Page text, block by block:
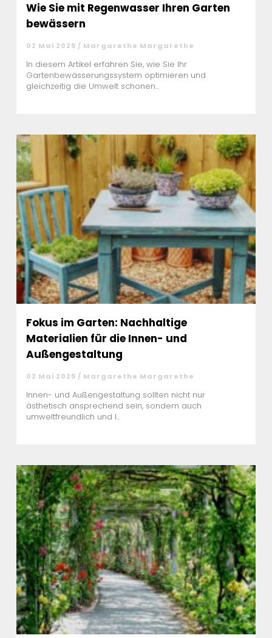
Wie Sie mit Regenwasser Ihren Garten
bewässern
02 Mai 2025 / Margarethe Margarethe
In diesem Artikel erfahren Sie, wie Sie Ihr
Gartenbewässerungssystem optimieren und
gleichzeitig die Umwelt schonen...
Fokus im Garten: Nachhaltige
Materialien für die Innen- und
Außengestaltung
02 Mai 2025 / Margarethe Margarethe
Innen- und Außengestaltung sollten nicht nur
ästhetisch ansprechend sein, sondern auch
umweltfreundlich und l...